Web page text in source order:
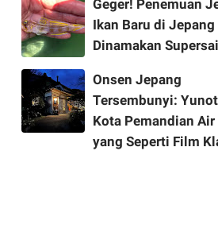
Geger! Penemuan
Ikan Baru di Jepang
Dinamakan
Onsen Jepang
Tersembunyi:
Kota Pemandian Air
yang Seperti Film